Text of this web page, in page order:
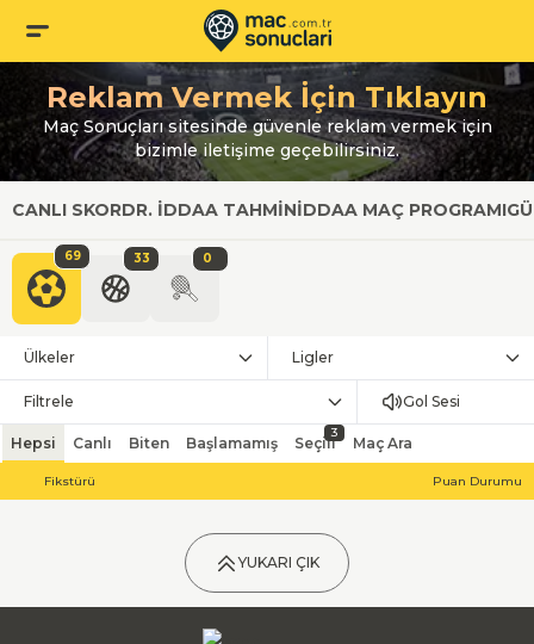
Reklam Vermek İçin Tıklayın
Maç Sonuçları sitesinde güvenle reklam vermek için
bizimle iletişime geçebilirsiniz.
CANLI SKORDR. İDDAA TAHMINİDDAA MAÇ PROGRAMI
69 33 0
Ülkeler Ligler
Filtrele Gol Sesi
Hepsi Canlı Biten Başlamamış Seçili
3
Maç Ara
Fikstürü Puan Durumu
YUKARI ÇIK